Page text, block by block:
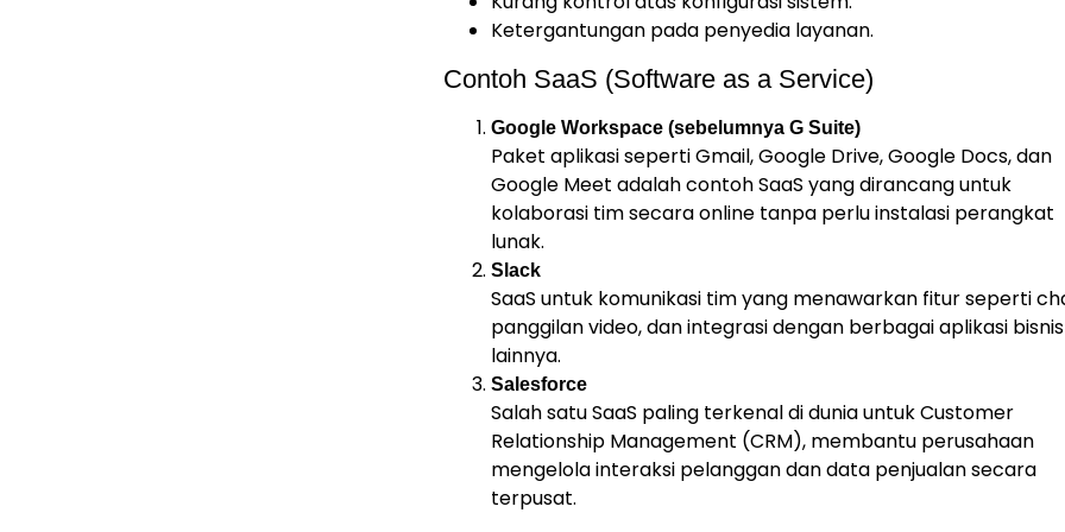
Ketergantungan pada penyedia layanan.
Contoh SaaS (Software as a Service)
Google Workspace (sebelumnya G Suite)
Paket aplikasi seperti Gmail, Google Drive, Google Docs, dan
Google Meet adalah contoh SaaS yang dirancang untuk
kolaborasi tim secara online tanpa perlu instalasi perangkat
lunak.
Slack
SaaS untuk komunikasi tim yang menawarkan fitur seperti
panggilan video, dan integrasi dengan berbagai aplikasi bisnis
lainnya.
Salesforce
Salah satu SaaS paling terkenal di dunia untuk Customer
Relationship Management (CRM), membantu perusahaan
mengelola interaksi pelanggan dan data penjualan secara
terpusat.